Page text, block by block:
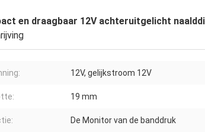
en draagbaar 12V achteruitgelicht
12V, gelijkstroom 12V
19 mm
De Monitor van de banddruk